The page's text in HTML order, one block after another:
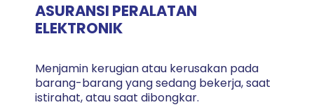
ASURANSI PERALATAN
ELEKTRONIK
Menjamin kerugian atau kerusakan pada
barang-barang yang sedang bekerja, saat
istirahat, atau saat dibongkar.